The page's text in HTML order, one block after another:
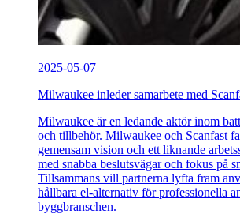
2025-05-07
Milwaukee inleder samarbete med
Milwaukee är en ledande aktör inom
och tillbehör. Milwaukee och Scanfast
gemensam vision och ett liknande
med snabba beslutsvägar och fokus på
Tillsammans vill partnerna lyfta fram
hållbara el-alternativ för professionella
byggbranschen.